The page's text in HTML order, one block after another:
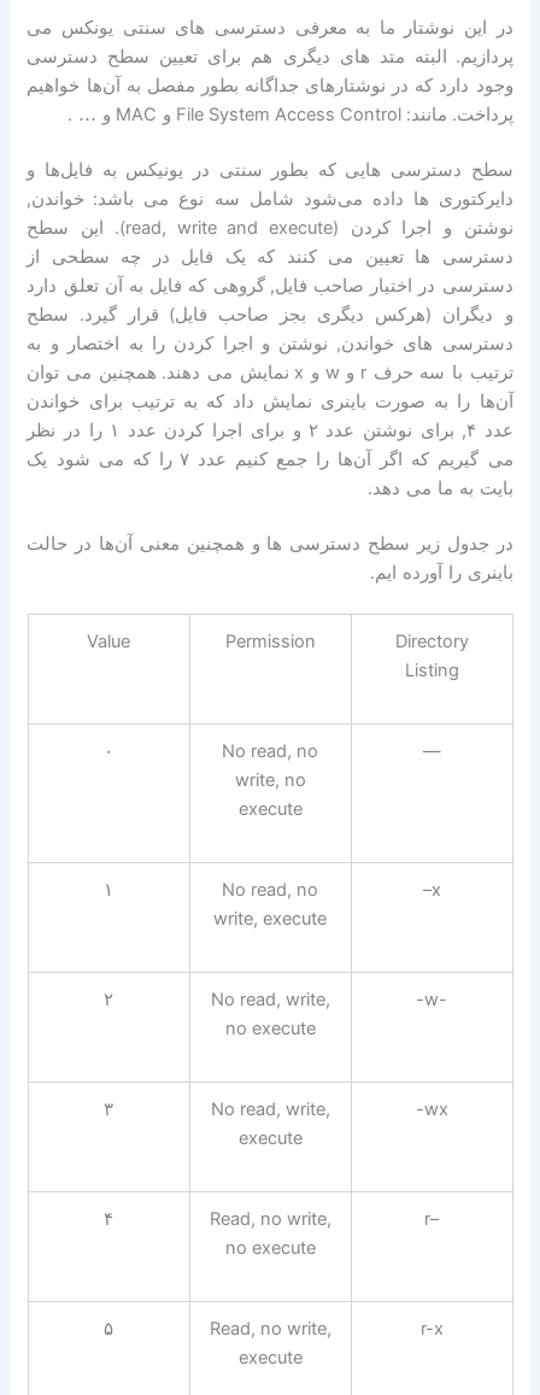
در این نوشتار ما به معرفی دسترسی های سنتی یونکس می
پردازیم. البته متد های دیگری هم برای تعیین سطح دسترسی
وجود دارد که در نوشتارهای جداگانه بطور مفصل به آن‌ها خواهیم
پرداخت. مانند : File System Access Control و MAC و … .
سطح دسترسی هایی که بطور سنتی در یونیکس به فایل‌ها و
دایرکتوری ها داده می‌شود شامل سه نوع می باشد : خواندن,
نوشتن و اجرا کردن (read, write and execute).
این سطح
دسترسی ها تعیین می کنند که یک فایل در چه سطحی از
دسترسی در اختیار صاحب فایل,گروهی که فایل به آن تعلق دارد
و دیگران (هرکس دیگری بجز صاحب فایل) قرار گیرد .
سطح
دسترسی های خواندن, نوشتن و اجرا کردن را به اختصار و به
ترتیب با سه حرف r و w و x نمایش می دهند . همچنین می توان
آن‌ها را به صورت باینری نمایش داد که به ترتیب برای خواندن
عدد ۴, برای نوشتن عدد ۲ و برای اجرا کردن عدد ۱ را در نظر
می گیریم که اگر آن‌ها را جمع کنیم عدد۷ را که می شود یک
بایت به ما می دهد .
در جدول زیر سطح دسترسی ها و همچنین معنی آن‌ها در حالت
باینری را آورده ایم.
Directory
Listing
Permission
Value
—
No read, no
write, no
execute
۰
–x
No read, no
write, execute
۱
-w-
No read, write,
no execute
۲
-wx
No read, write,
execute
۳
r–
Read, no write,
no execute
۴
r-x
Read, no write,
execute
۵